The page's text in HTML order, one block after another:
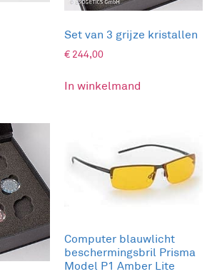
Set van 3 grijze kristallen
€ 244,00
In winkelmand
Computer blauwlicht
beschermingsbril Prisma
Model P1 Amber Lite